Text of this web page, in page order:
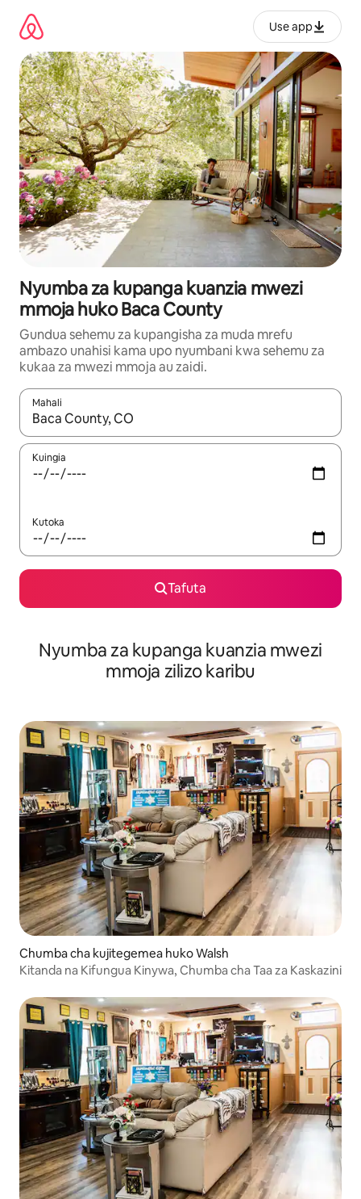
kwenda
kwenye
maudhui
Use app
Nyumba za kupanga kuanzia mwezi
mmoja huko Baca County
Gundua sehemu za kupangisha za muda mrefu
ambazo unahisi kama upo nyumbani kwa sehemu za
kukaa za mwezi mmoja au zaidi.
Mahali
Wakati matokeo yanapatikana, vinjari kwa kutumia vitufe vya
Kuingia
Kutoka
Tafuta
Nyumba za kupanga kuanzia mwezi
mmoja zilizo karibu
Chumba cha kujitegemea huko Walsh
Kitanda na Kifungua Kinywa, Chumba cha Taa za Kaskazini